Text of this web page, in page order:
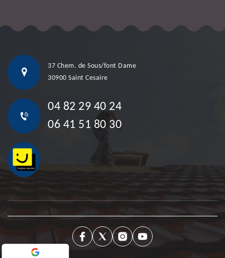
37 Chem. de Sous/font Dame
30900 Saint Cesaire
04 82 29 40 24
06 41 51 80 30